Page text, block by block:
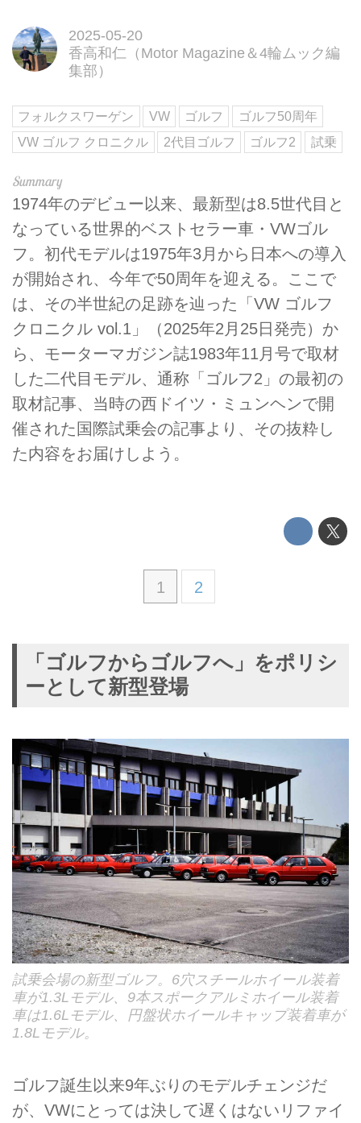
2025-05-20
香高和仁（Motor Magazine＆4輪ムック編
集部）
フォルクスワーゲン VW ゴルフ
ゴルフ50周年
VW ゴルフ クロニクル
2代目ゴルフ ゴルフ2 試乗
1974年のデビュー以来、最新型は8.5世代目と
なっている世界的ベストセラー車・VWゴル
フ。初代モデルは1975年3月から日本への導入
が開始され、今年で50周年を迎える。ここで
は、その半世紀の足跡を辿った「VW ゴルフ
クロニクル vol.1」（2025年2月25日発売）か
ら、モーターマガジン誌1983年11月号で取材
した二代目モデル、通称「ゴルフ2」の最初の
取材記事、当時の西ドイツ・ミュンヘンで開
催された国際試乗会の記事より、その抜粋し
た内容をお届けしよう。
1 2
「ゴルフからゴルフへ」をポリシ
ーとして新型登場
試乗会場の新型ゴルフ。6穴スチールホイール装着
車が1.3Lモデル、9本スポークアルミホイール装着
車は1.6Lモデル、円盤状ホイールキャップ装着車が
1.8Lモデル。
ゴルフ誕生以来9年ぶりのモデルチェンジだ
が、VWにとっては決して遅くはないリファイ